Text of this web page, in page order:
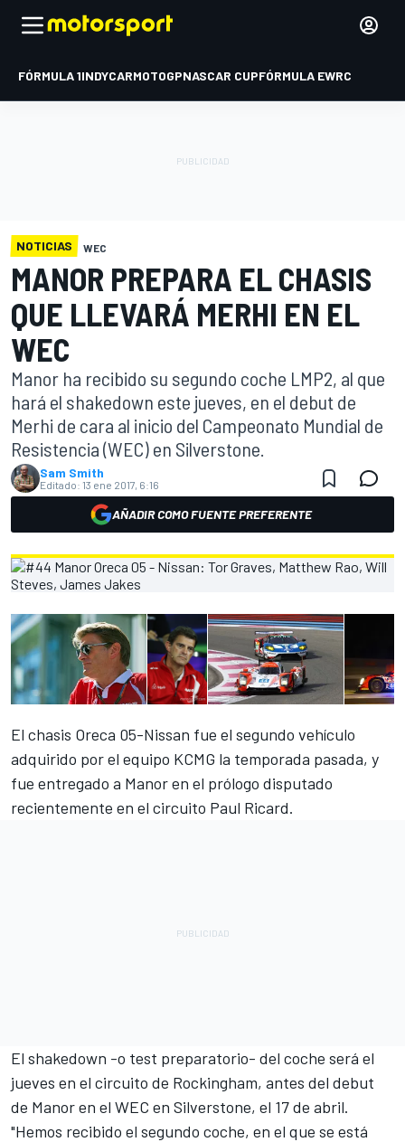
FÓRMULA 1INDYCARMOTOGPNASCAR CUPFÓRMULA EWRC
NOTICIAS WEC
MANOR PREPARA EL CHASIS
QUE LLEVARÁ MERHI EN EL
WEC
Manor ha recibido su segundo coche LMP2, al que
hará el shakedown este jueves, en el debut de
Merhi de cara al inicio del Campeonato Mundial de
Resistencia (WEC) en Silverstone.
Sam Smith
Editado: 13 ene 2017, 6:16
AÑADIR COMO FUENTE PREFERENTE
El chasis Oreca 05-Nissan fue el segundo vehículo
adquirido por el equipo KCMG la temporada pasada, y
fue entregado a Manor en el prólogo disputado
recientemente en el circuito Paul Ricard.
El shakedown -o test preparatorio- del coche será el
jueves en el circuito de Rockingham, antes del debut
de Manor en el WEC en Silverstone, el 17 de abril.
"Hemos recibido el segundo coche, en el que se está